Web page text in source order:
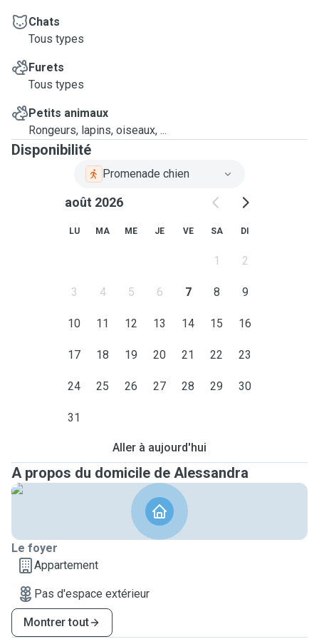
dimensions et particularité.
Si vous le souhaitez, je pourrai aussi vous envoyer des
rassurer et je garde contacte téléphonique pendant votre
absence, comme mieux vous le souhaiter.
Je reste à votre disposition pour n'importe quel type de
renseignement supplémentaire .
Il me reste que dire...à bientôt et un plein de bonheur à vous
tous :-)
Chats
Tous types
Furets
Tous types
Petits animaux
Rongeurs, lapins, oiseaux, ...
Disponibilité
Promenade chien
août 2026
LU MA ME JE VE SA DI
1 2
3 4 5 6 7 8 9
10 11 12 13 14 15 16
17 18 19 20 21 22 23
24 25 26 27 28 29 30
31
Aller à aujourd'hui
A propos du domicile de Alessandra
Le foyer
Appartement
Pas d'espace extérieur
Montrer tout